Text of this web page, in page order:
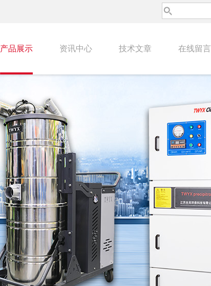
产品展示 资讯中心 技术文章 在线留言